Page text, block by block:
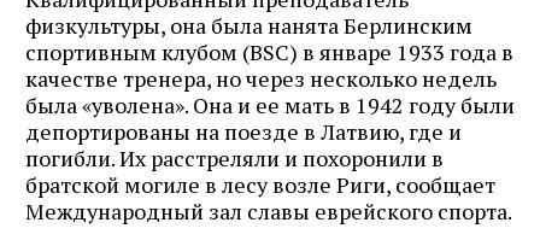
физкультуры, она была нанята Берлинским
спортивным клубом (BSC) в январе 1933 года в
качестве тренера, но через несколько недель
была «уволена». Она и ее мать в 1942 году были
депортированы на поезде в Латвию, где и
погибли. Их расстреляли и похоронили в
братской могиле в лесу возле Риги, сообщает
Международный зал славы еврейского спорта.